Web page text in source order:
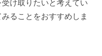
け取りたいと考えてい
ることをおすすめしま